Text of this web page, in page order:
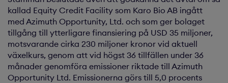
kallad Equity Credit Facility som Karo Bio AB ingått
med Azimuth Opportunity, Ltd. och som ger bolaget
tillgång till ytterligare finansiering på USD 35 miljoner,
motsvarande cirka 230 miljoner kronor vid aktuell
växelkurs, genom att vid högst 36 tillfällen under 36
månader genomföra emissioner riktade till Azimuth
Opportunity Ltd. Emissionerna görs till 5,0 procents